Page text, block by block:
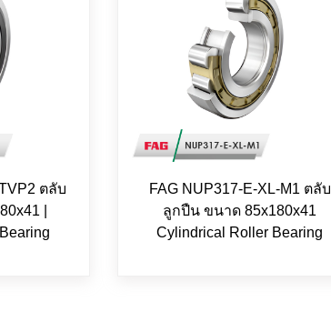
ตลับ
|
FAG NUP317-E-XL-M1 ตลับ
ลูกปืน ขนาด 85x180x41
Cylindrical Roller Bearing